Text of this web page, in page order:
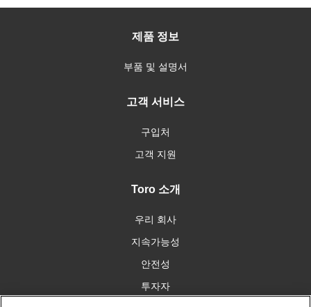
제품 정보
부품 및 설명서
고객 서비스
구입처
고객 지원
Toro 소개
우리 회사
지속가능성
안전성
투자자